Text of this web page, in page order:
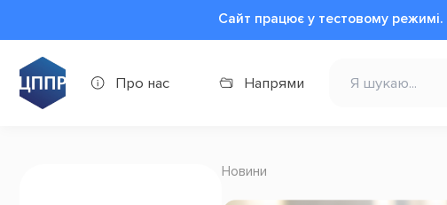
Сайт працює у тестовому режимі.
Про нас Напрями
Новини